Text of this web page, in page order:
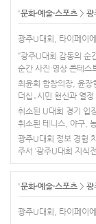
'문화·예술·스포츠 > 광
광주U대회, 타이페이
“광주U대회 감동의 순
순간 사진·영상 콘테스
최윤희 합참의장, 윤장
더십․시민 헌신과 열
취소된 U대회 경기 입
취소된 테니스, 야구,
광주U대회 정보 경험
주서 ‘광주U대회 지식
'문화·예술·스포츠 > 광
광주U대회, 타이페이